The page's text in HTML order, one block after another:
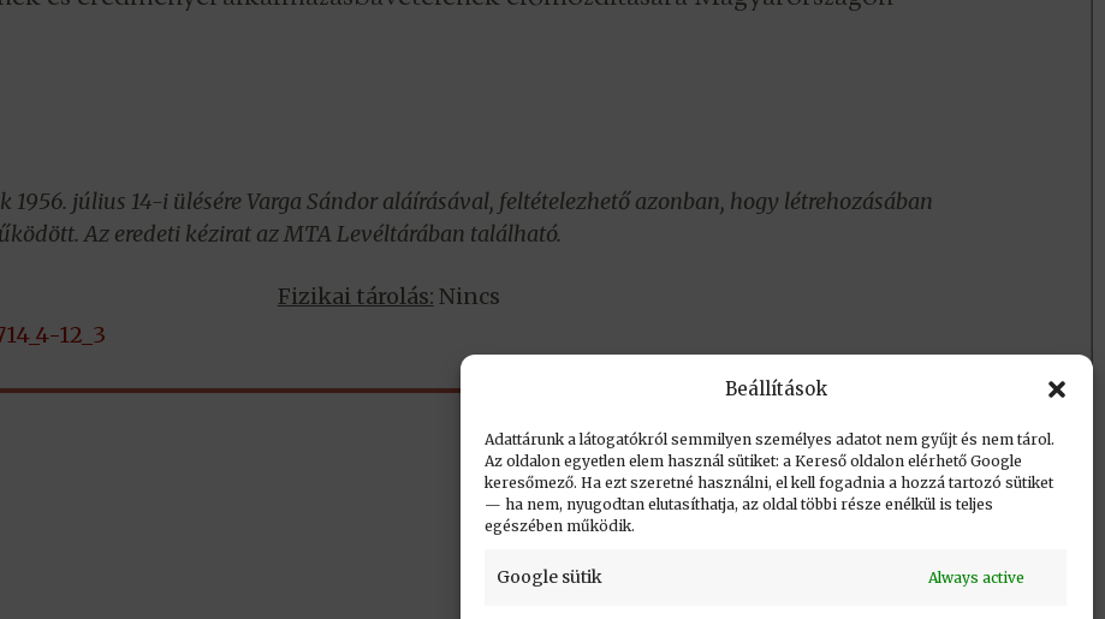
Beállítások
Adattárunk a látogatókról semmilyen személyes adatot nem gyűjt és nem tárol.
Az oldalon egyetlen elem használ sütiket: a Kereső oldalon elérhető Google
keresőmező. Ha ezt szeretné használni, el kell fogadnia a hozzá tartozó sütiket
— ha nem, nyugodtan elutasíthatja, az oldal többi része enélkül is teljes
egészében működik.
Google sütik Always active
1956. július 14-i ülésére Varga Sándor aláírásával, feltételezhető azonban, hogy létrehozásában
Az eredeti kézirat az MTA Levéltárában található.
12_3
Fizikai tárolás: Nincs